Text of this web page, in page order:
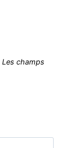
Les champs